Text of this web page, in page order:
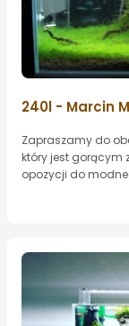
240l - Marcin
Zapraszamy do
który jest gorącym
opozycji do